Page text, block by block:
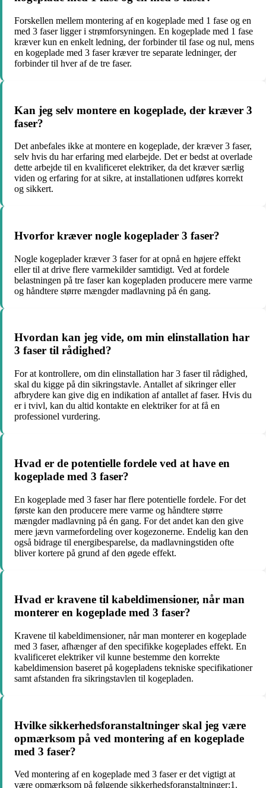
Forskellen mellem montering af en kogeplade med 1 fase og en
med 3 faser ligger i strømforsyningen. En kogeplade med 1 fase
kræver kun en enkelt ledning, der forbinder til fase og nul, mens
en kogeplade med 3 faser kræver tre separate ledninger, der
forbinder til hver af de tre faser.
Kan jeg selv montere en kogeplade, der kræver 3
faser?
Det anbefales ikke at montere en kogeplade, der kræver 3 faser,
selv hvis du har erfaring med elarbejde. Det er bedst at overlade
dette arbejde til en kvalificeret elektriker, da det kræver særlig
viden og erfaring for at sikre, at installationen udføres korrekt
og sikkert.
Hvorfor kræver nogle kogeplader 3 faser?
Nogle kogeplader kræver 3 faser for at opnå en højere effekt
eller til at drive flere varmekilder samtidigt. Ved at fordele
belastningen på tre faser kan kogepladen producere mere varme
og håndtere større mængder madlavning på én gang.
Hvordan kan jeg vide, om min elinstallation har
3 faser til rådighed?
For at kontrollere, om din elinstallation har 3 faser til rådighed,
skal du kigge på din sikringstavle. Antallet af sikringer eller
afbrydere kan give dig en indikation af antallet af faser. Hvis du
er i tvivl, kan du altid kontakte en elektriker for at få en
professionel vurdering.
Hvad er de potentielle fordele ved at have en
kogeplade med 3 faser?
En kogeplade med 3 faser har flere potentielle fordele. For det
første kan den producere mere varme og håndtere større
mængder madlavning på én gang. For det andet kan den give
mere jævn varmefordeling over kogezonerne. Endelig kan den
også bidrage til energibesparelse, da madlavningstiden ofte
bliver kortere på grund af den øgede effekt.
Hvad er kravene til kabeldimensioner, når man
monterer en kogeplade med 3 faser?
Kravene til kabeldimensioner, når man monterer en kogeplade
med 3 faser, afhænger af den specifikke kogeplades effekt. En
kvalificeret elektriker vil kunne bestemme den korrekte
kabeldimension baseret på kogepladens tekniske specifikationer
samt afstanden fra sikringstavlen til kogepladen.
Hvilke sikkerhedsforanstaltninger skal jeg være
opmærksom på ved montering af en kogeplade
med 3 faser?
Ved montering af en kogeplade med 3 faser er det vigtigt at
være opmærksom på følgende sikkerhedsforanstaltninger:1.